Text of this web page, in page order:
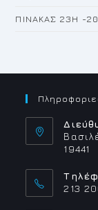
ΠΙΝΑΚΑΣ 23H -
19441
213